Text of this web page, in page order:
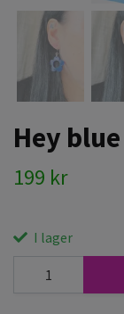
Hey
199 kr
I lager